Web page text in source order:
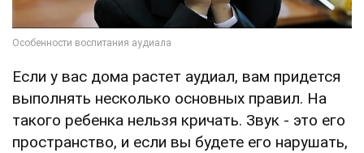
Если у вас дома растет аудиал, вам придется
выполнять несколько основных правил. На
такого ребенка нельзя кричать. Звук - это его
пространство, и если вы будете его нарушать,